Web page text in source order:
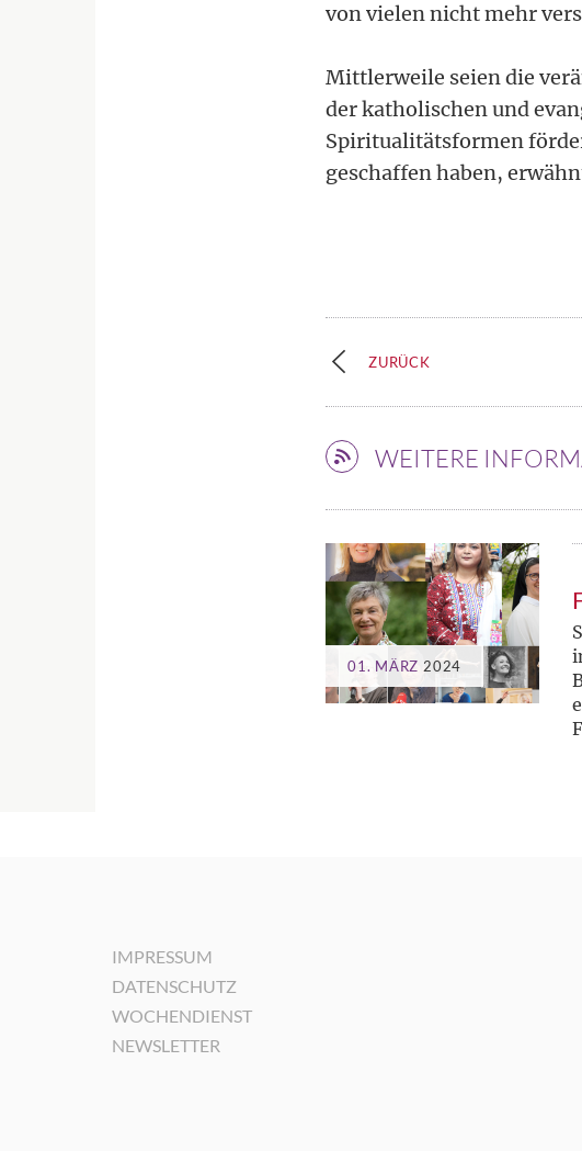
von vielen nicht mehr
Mittlerweile seien die
der katholischen und
Spiritualitätsformen
geschaffen haben,
ZURÜCK
WEITERE
01. MÄRZ 2024
IMPRESSUM
DATENSCHUTZ
WOCHENDIENST
NEWSLETTER